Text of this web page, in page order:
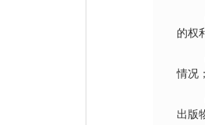
（
的权
（
情况；
（
出版